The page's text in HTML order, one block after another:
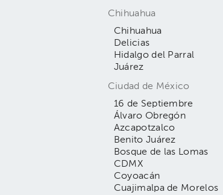
Chihuahua
Chihuahua
Delicias
Hidalgo del Parral
Juárez
Ciudad de México
16 de Septiembre
Álvaro Obregón
Azcapotzalco
Benito Juárez
Bosque de las Lomas
CDMX
Coyoacán
Cuajimalpa de Morelos